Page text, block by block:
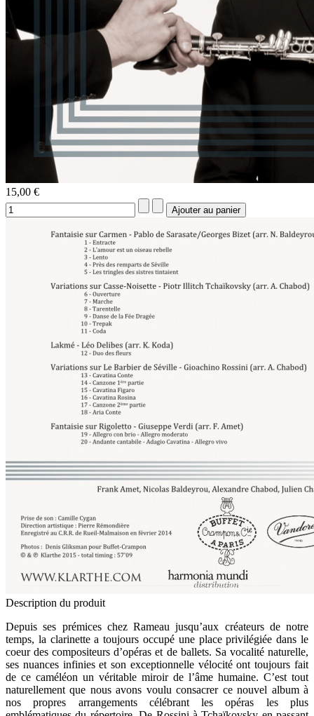
15,00 €
Description du produit
Depuis ses prémices chez Rameau jusqu’aux créateurs de notre
temps, la clarinette a toujours occupé une place privilégiée dans le
coeur des compositeurs d’opéras et de ballets. Sa vocalité naturelle,
ses nuances infinies et son exceptionnelle vélocité ont toujours fait
de ce caméléon un véritable miroir de l’âme humaine. C’est tout
naturellement que nous avons voulu consacrer ce nouvel album à
nos propres arrangements célébrant les opéras les plus